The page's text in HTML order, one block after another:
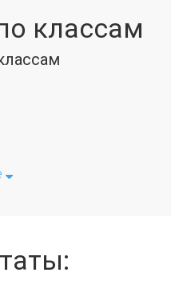
классам